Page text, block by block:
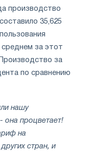
производство
35,625
за этот
за
по сравнению
нашу
она ​​процветает!
на
стран, и